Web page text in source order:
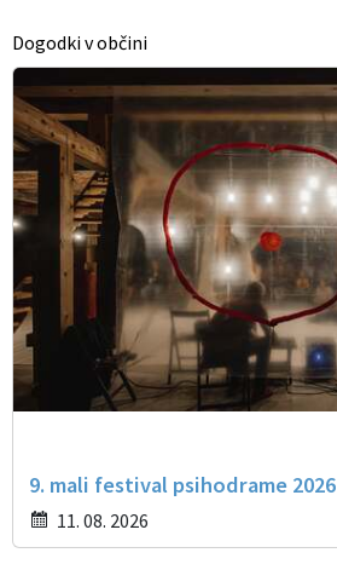
Dogodki v občini
9. mali festival psihodrame 2026
11. 08. 2026